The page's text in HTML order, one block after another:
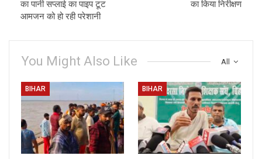
का पानी सप्लाई का पाइप टूट
आमजन को हो रही परेशानी
का किया निरीक्षण
All
You Might Also Like
BIHAR BIHAR